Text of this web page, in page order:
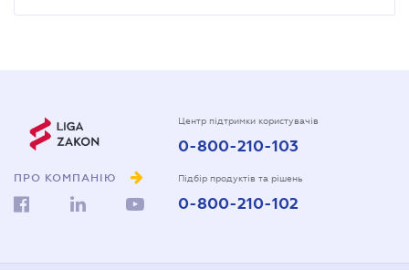
ПРО КОМПАНІЮ
Центр підтримки користувачів
0-800-210-103
Підбір продуктів та рішень
0-800-210-102